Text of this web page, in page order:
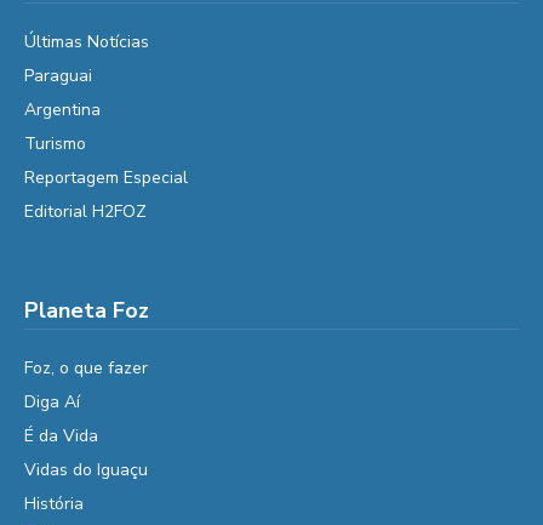
Últimas Notícias
Paraguai
Argentina
Turismo
Reportagem Especial
Editorial H2FOZ
Planeta Foz
Foz, o que fazer
Diga Aí
É da Vida
Vidas do Iguaçu
História